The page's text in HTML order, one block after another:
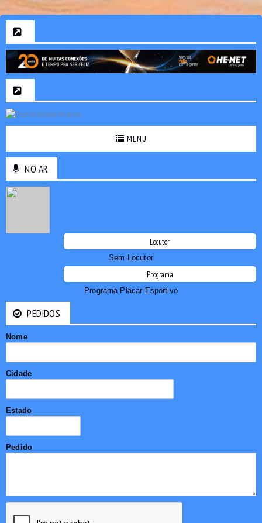
MENU
NO AR
Locutor
Sem Locutor
Programa
Programa Placar Esportivo
PEDIDOS
Nome
Cidade
Estado
Pedido